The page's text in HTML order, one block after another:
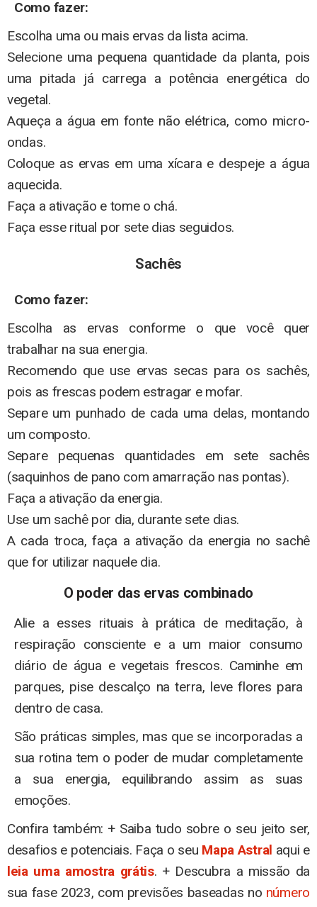
Como fazer:
Escolha uma ou mais ervas da lista acima.
Selecione uma pequena quantidade da planta, pois
uma pitada já carrega a potência energética do
vegetal.
Aqueça a água em fonte não elétrica, como micro-
ondas.
Coloque as ervas em uma xícara e despeje a água
aquecida.
Faça a ativação e tome o chá.
Faça esse ritual por sete dias seguidos.
Sachês
Como fazer:
Escolha as ervas conforme o que você quer
trabalhar na sua energia.
Recomendo que use ervas secas para os sachês,
pois as frescas podem estragar e mofar.
Separe um punhado de cada uma delas, montando
um composto.
Separe pequenas quantidades em sete sachês
(saquinhos de pano com amarração nas pontas).
Faça a ativação da energia.
Use um sachê por dia, durante sete dias.
A cada troca, faça a ativação da energia no sachê
que for utilizar naquele dia.
O poder das ervas combinado
Alie a esses rituais à prática de meditação, à
respiração consciente e a um maior consumo
diário de água e vegetais frescos. Caminhe em
parques, pise descalço na terra, leve flores para
dentro de casa.
São práticas simples, mas que se incorporadas a
sua rotina tem o poder de mudar completamente
a sua energia, equilibrando assim as suas
emoções.
Confira também: + Saiba tudo sobre o seu jeito ser,
desafios e potenciais. Faça o seu Mapa Astral aqui e
leia uma amostra grátis. + Descubra a missão da
sua fase 2023, com previsões baseadas no número